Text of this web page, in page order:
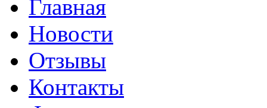
Главная
Новости
Отзывы
Контакты